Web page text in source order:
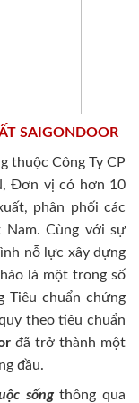
SAIGONDOOR
thuộc Công Ty CP
Đơn vị có hơn 10
phân phối các
Cùng với sự
nỗ lực xây dựng
là một trong số
Tiêu chuẩn chứng
theo tiêu chuẩn
đã trở thành một
đầu.
sốngthông qua